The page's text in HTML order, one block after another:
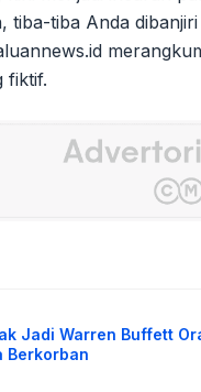
tiba-tiba Anda
fiktif.
Jadi Warren Buffett
Berkorban